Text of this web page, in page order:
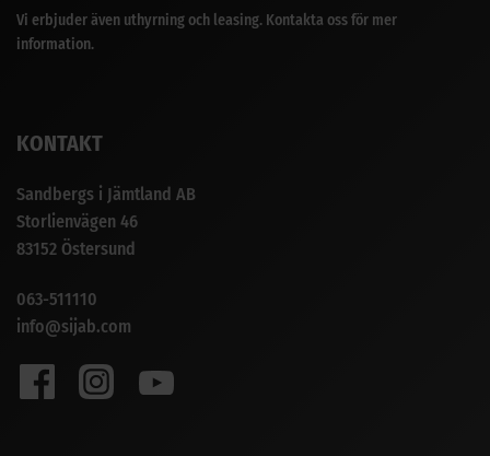
Vi erbjuder även uthyrning och leasing. Kontakta oss för mer
information.
KONTAKT
Sandbergs i Jämtland AB
Storlienvägen 46
83152 Östersund
063-511110
info@sijab.com